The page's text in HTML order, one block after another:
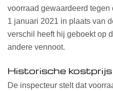
voorraad gewaardeerd
1 januari 2021 in plaats van
verschil heeft hij geboekt op
andere vennoot.
Historische
De inspecteur stelt dat